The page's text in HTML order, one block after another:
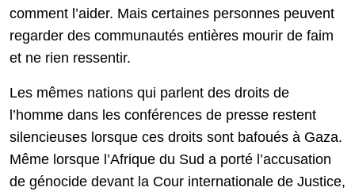
comment l’aider. Mais certaines personnes peuvent
regarder des communautés entières mourir de faim
et ne rien ressentir.
Les mêmes nations qui parlent des droits de
l’homme dans les conférences de presse restent
silencieuses lorsque ces droits sont bafoués à Gaza.
Même lorsque l’Afrique du Sud a porté l’accusation
de génocide devant la Cour internationale de Justice,